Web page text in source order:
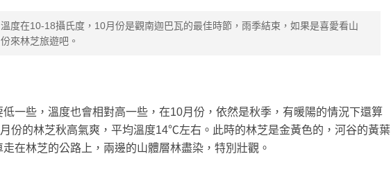
度在10-18攝氏度，10月份是觀南迦巴瓦的最佳時節，雨季結束，如果是喜愛看山
來林芝旅遊吧。
一些，溫度也會相對高一些，在10月份，依然是秋季，有暖陽的情況下還算
份的林芝秋高氣爽，平均溫度14℃左右。此時的林芝是金黃色的，河谷的黃葉
在林芝的公路上，兩邊的山體層林盡染，特別壯觀。